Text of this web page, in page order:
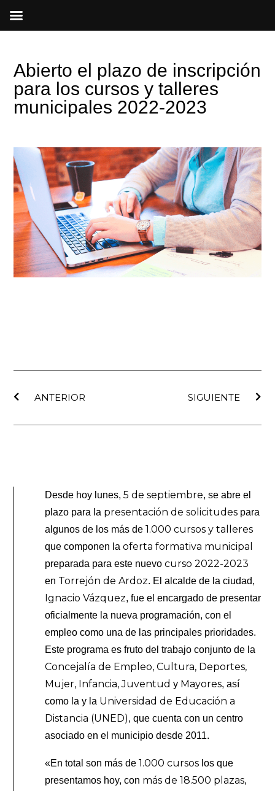
Abierto el plazo de inscripción
para los cursos y talleres
municipales 2022-2023
ANTERIOR
SIGUIENTE
Desde hoy lunes,5 de septiembre, se abre el
plazo para la presentación de solicitudes para
algunos de los más de1.000 cursos y talleres
que componen laoferta formativa municipal
preparada para este nuevo curso 2022-2023
en Torrejón de Ardoz. El alcalde de la ciudad,
Ignacio Vázquez, fue el encargado de presentar
oficialmente la nueva programación, con el
empleo como una de las principales prioridades.
Este programa es fruto del trabajo conjunto de la
Concejalía de Empleo, Cultura, Deportes,
Mujer, Infancia, Juventudy Mayores, así
como la y la Universidad de Educación a
Distancia (UNED), que cuenta con un centro
asociado en el municipio desde 2011.
«En total son más de 1.000 cursos los que
presentamos hoy, con más de 18.500 plazas,